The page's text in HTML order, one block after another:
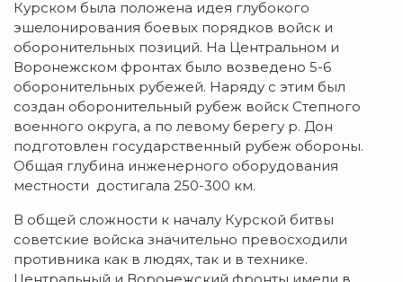
Курском была положена идея глубокого
эшелонирования боевых порядков войск и
оборонительных позиций. На Центральном и
Воронежском фронтах было возведено 5-6
оборонительных рубежей. Наряду с этим был
создан оборонительный рубеж войск Степного
военного округа, а по левому берегу р. Дон
подготовлен государственный рубеж обороны.
Общая глубина инженерного оборудования
местности достигала 250-300 км.
В общей сложности к началу Курской битвы
советские войска значительно превосходили
противника как в людях, так и в технике.
Центральный и Воронежский фронты имели в